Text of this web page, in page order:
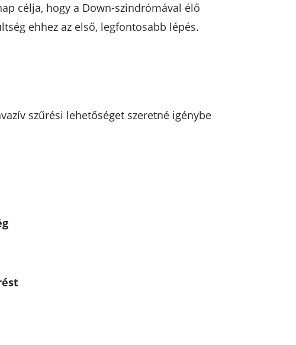
célja, hogy a Down-szindrómával élő
ehhez az első, legfontosabb lépés.
szűrési lehetőséget szeretné igénybe